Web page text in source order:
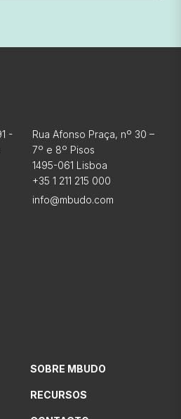
-
Rua Afonso Praça, nº 30 –
7º e 8º Pisos
1495-061 Lisboa
+35 1 211 215 000
info@mbudo.com
SOBRE MBUDO
RECURSOS